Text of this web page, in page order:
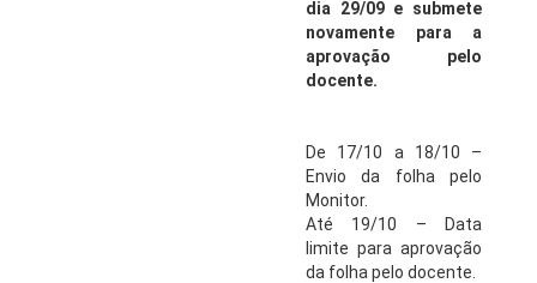
dia 29/09 e submete
novamente para a
aprovação pelo
docente.
De 17/10 a 18/10 –
Envio da folha pelo
Monitor.
Até 19/10 – Data
limite para aprovação
da folha pelo docente.